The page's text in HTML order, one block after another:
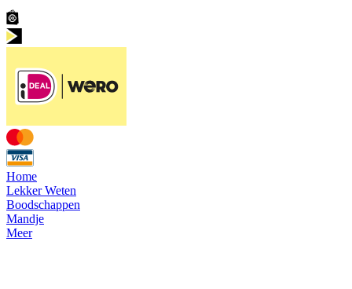
Home
Lekker Weten
Boodschappen
Mandje
Meer